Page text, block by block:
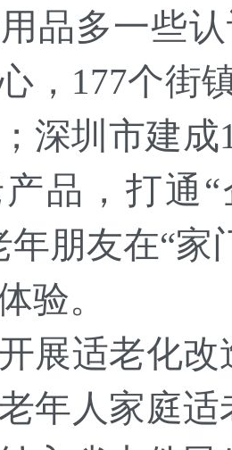
品多一些
，177个街
深圳市建
品，打通
年朋友在“
验。
开展适老化
年人家庭